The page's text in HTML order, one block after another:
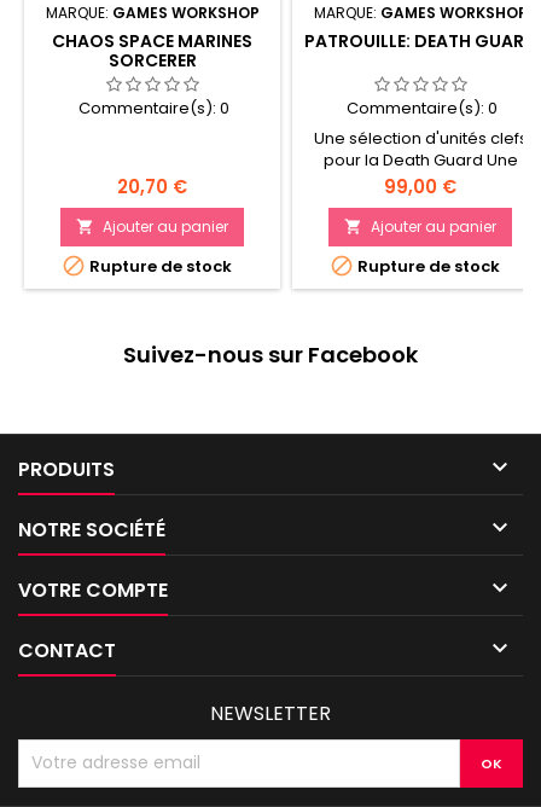
MARQUE: GAMES WORKSHOP
CHAOS SPACE MARINES
SORCERER
Commentaire(s): 0
Prix
20,70 €
 Ajouter au panier
 Rupture de stock
MARQUE: GAMES WORKSHOP
PATROUILLE: DEATH GUARD
Commentaire(s): 0
Une sélection d'unités clefs
pour la Death Guard Une
force en boîte au format
Patrouille 39 figurines
plastiques en kit
Prix
99,00 €
 Ajouter au panier
 Rupture de stock
Suivez-nous sur Facebook
PRODUITS 
NOTRE SOCIÉTÉ 
VOTRE COMPTE 
CONTACT 
NEWSLETTER